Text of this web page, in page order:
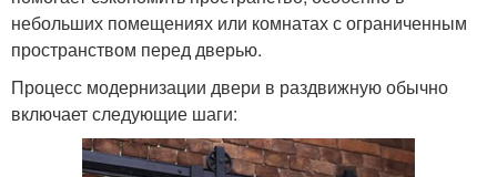
небольших помещениях или комнатах с ограниченным
пространством перед дверью.
Процесс модернизации двери в раздвижную обычно
включает следующие шаги: